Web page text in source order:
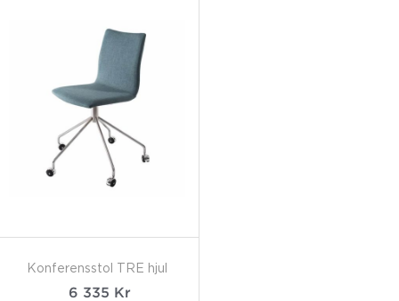
Konferensstol TRE hjul
6 335 Kr